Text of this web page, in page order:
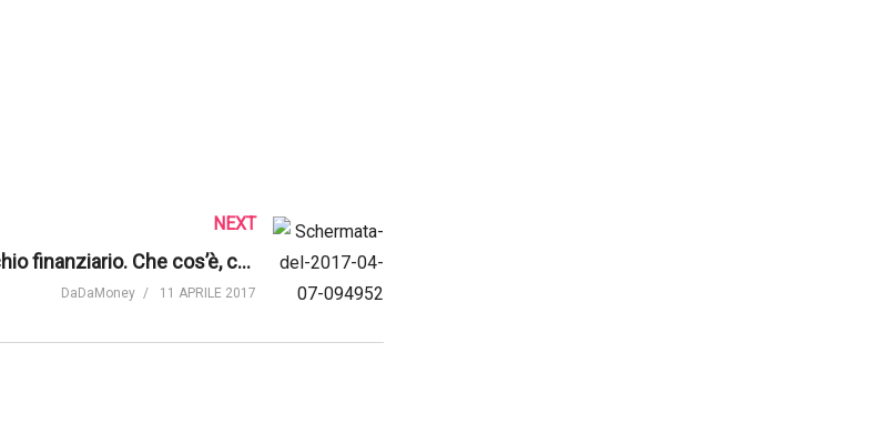
NEXT
Rischio finanziario. Che cos’è, come imparare a gestirlo e quali errori evitare | DaDaMoney
DaDaMoney 11 APRILE 2017